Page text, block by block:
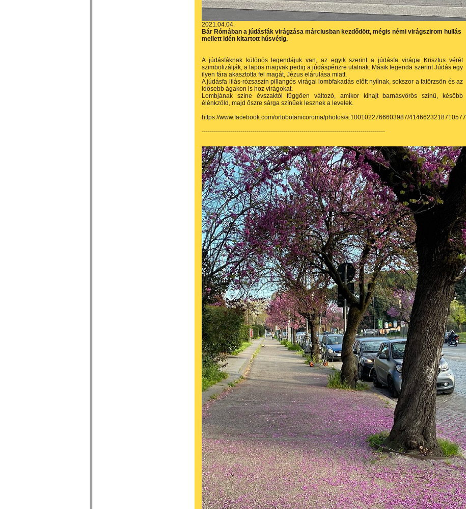
2021.04.04.
Bár Rómában a júdásfák virágzása márciusban kezdődött, mégis némi virágszirom hullás
mellett idén kitartott húsvétig.
A júdásfáknak különös legendájuk van, az egyik szerint a júdásfa virágai Krisztus vérét
szimbolizálják, a lapos magvak pedig a júdáspénzre utalnak. Másik legenda szerint Júdás egy
ilyen fára akasztotta fel magát, Jézus elárulása miatt.
A júdásfa lilás-rózsaszín pillangós virágai lombfakadás előtt nyílnak, sokszor a fatörzsön és az
idősebb ágakon is hoz virágokat.
Lombjának színe évszaktól függően változó, amikor kihajt barnásvörös színű, később
élénkzöld, majd őszre sárga színűek lesznek a levelek.
https://www.facebook.com/ortobotanicoroma/photos/a.1001022766603987/4146623218710577
------------------------------------------------------------------------------------------